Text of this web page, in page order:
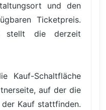
und den
Ticketpreis.
stellt die derzeit
Kauf-Schaltfläche
auf der die
Kauf stattfinden.